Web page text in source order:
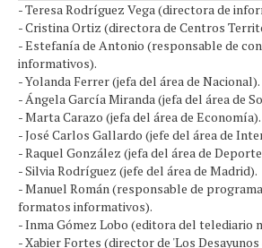
- Teresa Rodríguez Vega (directora de
- Cristina Ortiz (directora de Centros
- Estefanía de Antonio (responsable de
informativos).
- Yolanda Ferrer (jefa del área de Nacional).
- Ángela García Miranda (jefa del área de
- Marta Carazo (jefa del área de Economía).
- José Carlos Gallardo (jefe del área de
- Raquel González (jefa del área de
- Silvia Rodríguez (jefe del área de Madrid).
- Manuel Román (responsable de
formatos informativos).
- Inma Gómez Lobo (editora del telediario
- Xabier Fortes (director de 'Los Desayunos